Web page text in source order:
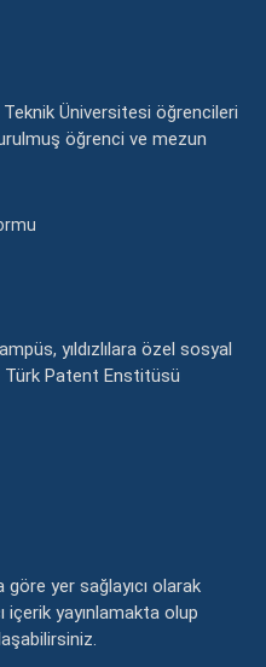
Teknik Üniversitesi öğrencileri
öğrenci ve mezun
yıldızlılara özel sosyal
Patent Enstitüsü
göre yer sağlayıcı olarak
içerik yayınlamakta olup